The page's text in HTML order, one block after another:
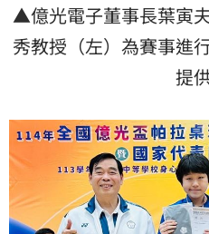
▲億光電子董事長葉寅
秀教授（左）為賽事進
提供